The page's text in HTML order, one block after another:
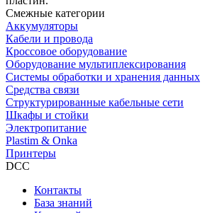
Смежные категории
Аккумуляторы
Кабели и провода
Кроссовое оборудование
Оборудование мультиплексирования
Системы обработки и хранения данных
Средства связи
Структурированные кабельные сети
Шкафы и стойки
Электропитание
Plastim & Onka
Принтеры
DCC
Контакты
База знаний